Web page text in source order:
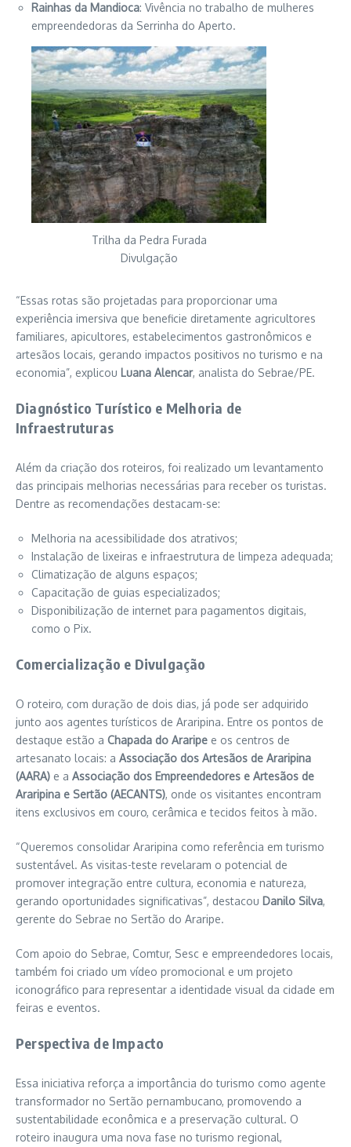
Rainhas da Mandioca: Vivência no trabalho de mulheres
empreendedoras da Serrinha do Aperto.
Trilha da Pedra Furada
Divulgação
“Essas rotas são projetadas para proporcionar uma
experiência imersiva que beneficie diretamente agricultores
familiares, apicultores, estabelecimentos gastronômicos e
artesãos locais, gerando impactos positivos no turismo e na
economia”, explicou Luana Alencar, analista do Sebrae/PE.
Diagnóstico Turístico e Melhoria de
Infraestruturas
Além da criação dos roteiros, foi realizado um levantamento
das principais melhorias necessárias para receber os turistas.
Dentre as recomendações destacam-se:
Melhoria na acessibilidade dos atrativos;
Instalação de lixeiras e infraestrutura de limpeza adequada;
Climatização de alguns espaços;
Capacitação de guias especializados;
Disponibilização de internet para pagamentos digitais,
como o Pix.
Comercialização e Divulgação
O roteiro, com duração de dois dias, já pode ser adquirido
junto aos agentes turísticos de Araripina. Entre os pontos de
destaque estão a Chapada do Araripe e os centros de
artesanato locais: a Associação dos Artesãos de Araripina
(AARA) e a Associação dos Empreendedores e Artesãos de
Araripina e Sertão (AECANTS), onde os visitantes encontram
itens exclusivos em couro, cerâmica e tecidos feitos à mão.
“Queremos consolidar Araripina como referência em turismo
sustentável. As visitas-teste revelaram o potencial de
promover integração entre cultura, economia e natureza,
gerando oportunidades significativas”, destacou Danilo Silva,
gerente do Sebrae no Sertão do Araripe.
Com apoio do Sebrae, Comtur, Sesc e empreendedores locais,
também foi criado um vídeo promocional e um projeto
iconográfico para representar a identidade visual da cidade em
feiras e eventos.
Perspectiva de Impacto
Essa iniciativa reforça a importância do turismo como agente
transformador no Sertão pernambucano, promovendo a
sustentabilidade econômica e a preservação cultural. O
roteiro inaugura uma nova fase no turismo regional,